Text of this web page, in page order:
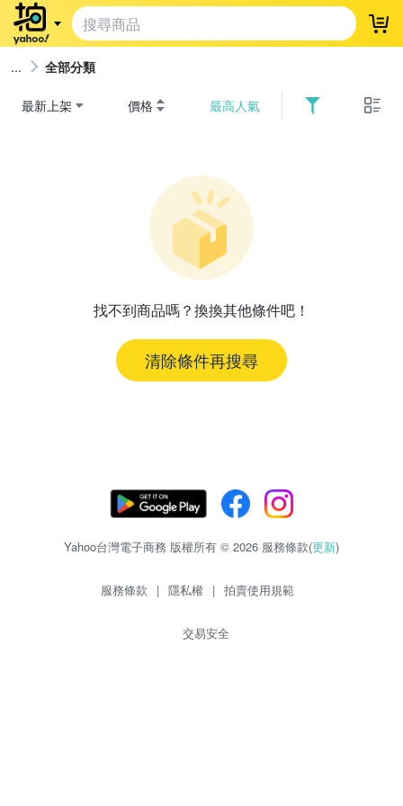
登
全部分類
最新上架 價格 最高人氣
找不到商品嗎？換換其他條件吧！
清除條件再搜尋
Yahoo台灣電子商務 版權所有 © 2026 服務條款(更新)
服務條款 | 隱私權 | 拍賣使用規範
交易安全